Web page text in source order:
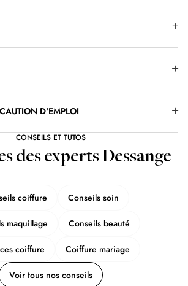
D'EMPLOI
CONSEILS ET TUTOS
des experts Dessange
coiffure Conseils soin
maquillage Conseils beauté
coiffure Coiffure mariage
Voir tous nos conseils